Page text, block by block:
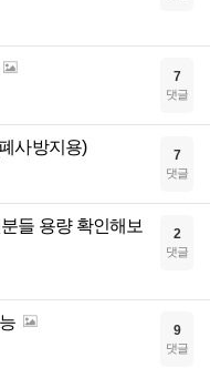
7
댓글
사방지용) 7
댓글
들 용량 확인해보
2
댓글
9
댓글